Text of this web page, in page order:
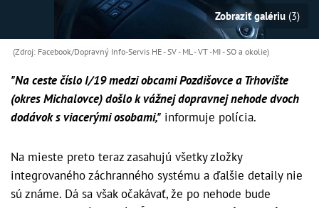
Zobraziť galériu (3)
(Zdroj: Facebook/Dopravný Info-Servis HE - SV - ML - VT -MI - SO a okolie)
"Na ceste číslo I/19 medzi obcami Pozdišovce a Trhovište
(okres Michalovce) došlo k vážnej dopravnej nehode dvoch
dodávok s viacerými osobami," informuje polícia.
Na mieste preto teraz zasahujú všetky zložky
integrovaného záchranného systému a ďalšie detaily nie
sú známe. Dá sa však očakávať, že po nehode bude